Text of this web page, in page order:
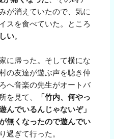
が消えていたので、気に
スを食べていた。ところ
い。
に帰った。そして横にな
の友達が遊ぶ声を聴き仲
へ音楽の先生がオートバ
を見て、
「竹内、何やっ
んでいるんじゃないぞ」
無くなったので遊んでい
過ぎて行った。